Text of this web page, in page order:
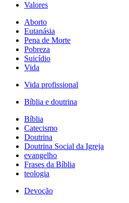
Valores
Aborto
Eutanásia
Pena de Morte
Pobreza
Suicídio
Vida
Vida profissional
Bíblia e doutrina
Bíblia
Catecismo
Doutrina
Doutrina Social da Igreja
evangelho
Frases da Bíblia
teologia
Devoção